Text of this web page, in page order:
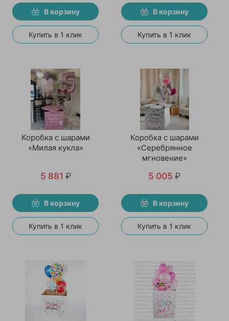
В корзину
Купить в 1 клик
В корзину
Купить в 1 клик
Коробка с шарами
«Милая кукла»
5 881 ₽
В корзину
Купить в 1 клик
Коробка с шарами
«Серебрянное
мгновение»
5 005 ₽
В корзину
Купить в 1 клик